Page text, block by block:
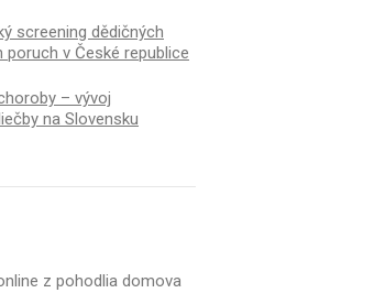
screening dědičných
poruch v České republice
– vývoj
na Slovensku
z pohodlia domova